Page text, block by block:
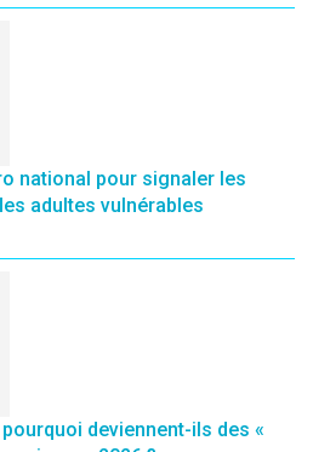
national pour signaler les
adultes vulnérables
deviennent-ils des «